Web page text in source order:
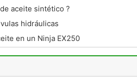
aceite sintético ?
hidráulicas
en un Ninja EX250